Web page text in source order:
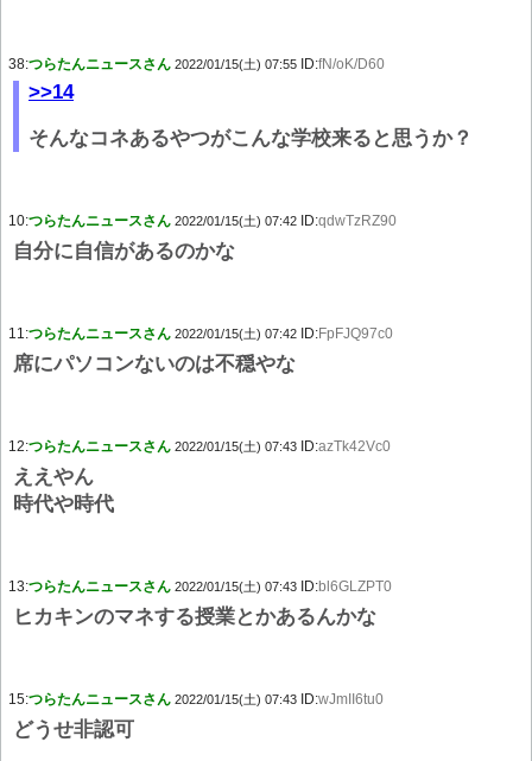
38:つらたんニュースさん 2022/01/15(土) 07:55 ID:fN/oK/D60
>>14
そんなコネあるやつがこんな学校来ると思うか？
10:つらたんニュースさん 2022/01/15(土) 07:42 ID:qdwTzRZ90
自分に自信があるのかな
11:つらたんニュースさん 2022/01/15(土) 07:42 ID:FpFJQ97c0
席にパソコンないのは不穏やな
12:つらたんニュースさん 2022/01/15(土) 07:43 ID:azTk42Vc0
ええやん
時代や時代
13:つらたんニュースさん 2022/01/15(土) 07:43 ID:bl6GLZPT0
ヒカキンのマネする授業とかあるんかな
15:つらたんニュースさん 2022/01/15(土) 07:43 ID:wJmII6tu0
どうせ非認可